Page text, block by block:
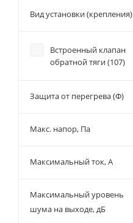
Вид установки (крепления)
Встроенный клапан
обратной тяги (107)
Защита от перегрева (Ф)
Макс. напор, Па
Максимальный ток, А
Максимальный уровень
шума на выходе, дБ